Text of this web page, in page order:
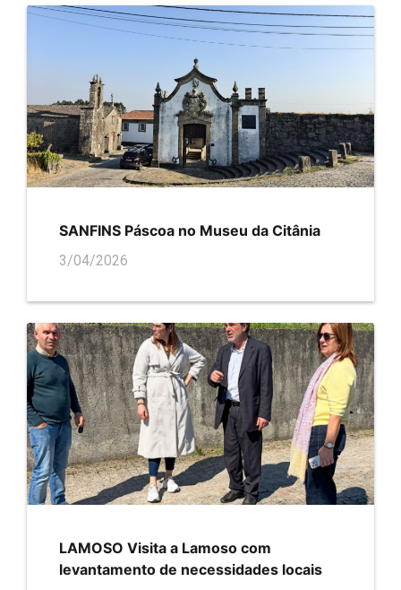
SANFINS Páscoa no Museu da Citânia
3/04/2026
LAMOSO Visita a Lamoso com
levantamento de necessidades locais